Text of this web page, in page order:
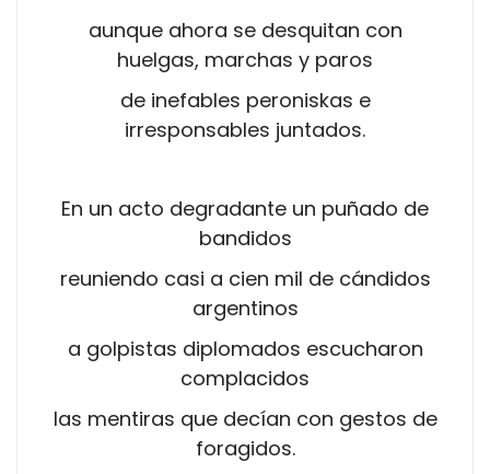
aunque ahora se desquitan con
huelgas, marchas y paros
de inefables peroniskas e
irresponsables juntados.
En un acto degradante un puñado de
bandidos
reuniendo casi a cien mil de cándidos
argentinos
a golpistas diplomados escucharon
complacidos
las mentiras que decían con gestos de
foragidos.